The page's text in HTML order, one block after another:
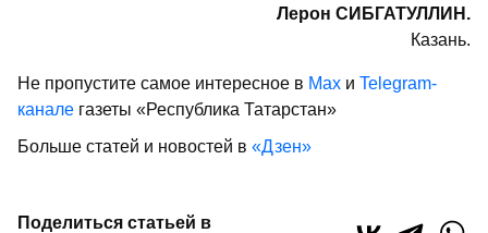
Лерон СИБГАТУЛЛИН.
Казань.
Не пропустите самое интересное в Max и Telegram-
канале газеты «Республика Татарстан»
Больше статей и новостей в «Дзен»
Поделиться статьей в